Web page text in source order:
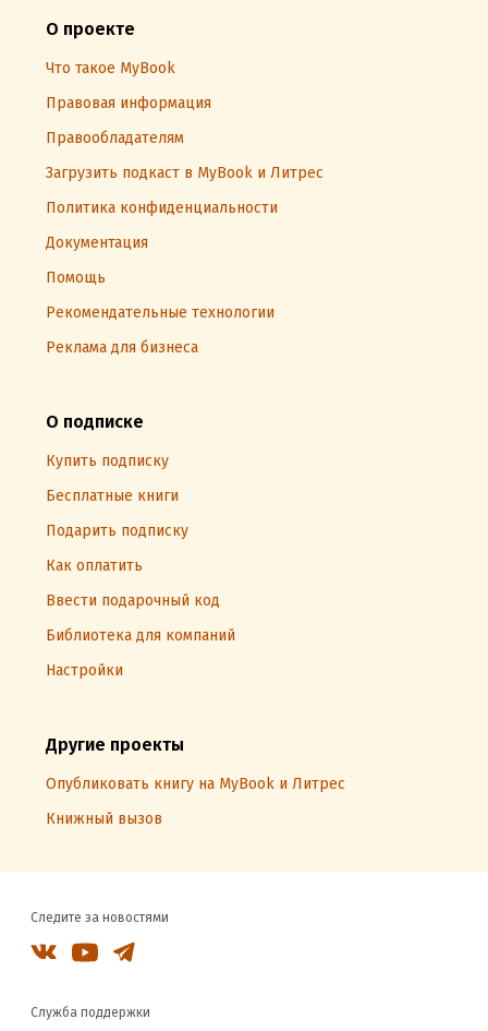
О проекте
Что такое MyBook
Правовая информация
Правообладателям
Загрузить подкаст в MyBook и Литрес
Политика конфиденциальности
Документация
Помощь
Рекомендательные технологии
Реклама для бизнеса
О подписке
Купить подписку
Бесплатные книги
Подарить подписку
Как оплатить
Ввести подарочный код
Библиотека для компаний
Настройки
Другие проекты
Опубликовать книгу на MyBook и Литрес
Книжный вызов
Следите за новостями
Служба поддержки